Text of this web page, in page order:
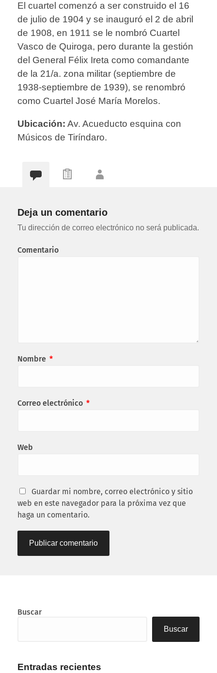
El cuartel comenzó a ser construido el 16
de julio de 1904 y se inauguró el 2 de abril
de 1908, en 1911 se le nombró Cuartel
Vasco de Quiroga, pero durante la gestión
del General Félix Ireta como comandante
de la 21/a. zona militar (septiembre de
1938-septiembre de 1939), se renombró
como Cuartel José María Morelos.
Ubicación: Av. Acueducto esquina con
Músicos de Tiríndaro.
Deja un comentario
Tu dirección de correo electrónico no será publicada.
Comentario
Nombre *
Correo electrónico *
Web
Guardar mi nombre, correo electrónico y sitio
web en este navegador para la próxima vez que
haga un comentario.
Buscar
Buscar
Entradas recientes